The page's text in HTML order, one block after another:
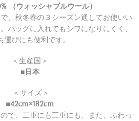
（ウォッシャブルウール）
、秋冬春の３シーズン通してお使いい
バッグに入れてもシワになりにくく、
運びにも便利です。
＜生産国＞
■日本
＜サイズ＞
■42cm×182cm
で、二重にも三重にも。また、ふわっ